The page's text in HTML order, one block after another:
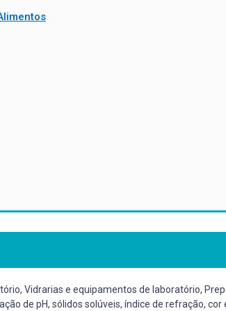
Vidrarias e equipamentos de laboratório,
de pH, sólidos solúveis, índice de refração,